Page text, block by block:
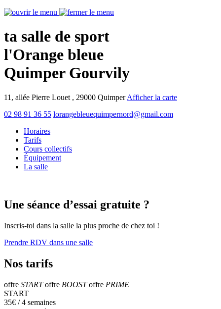
ta salle de sport
l'Orange bleue
Quimper Gourvily
11, allée Pierre Louet , 29000 QuimperAfficher la carte
02 98 91 36 55 lorangebleuequimpernord@gmail.com
Horaires
Tarifs
Cours collectifs
Équipement
La salle
Une séance d’essai gratuite ?
Inscris-toi dans la salle la plus proche de chez toi !
Prendre RDV dans une salle
Nos tarifs
offre START offre BOOST offre PRIME
START
35€ / 4 semaines